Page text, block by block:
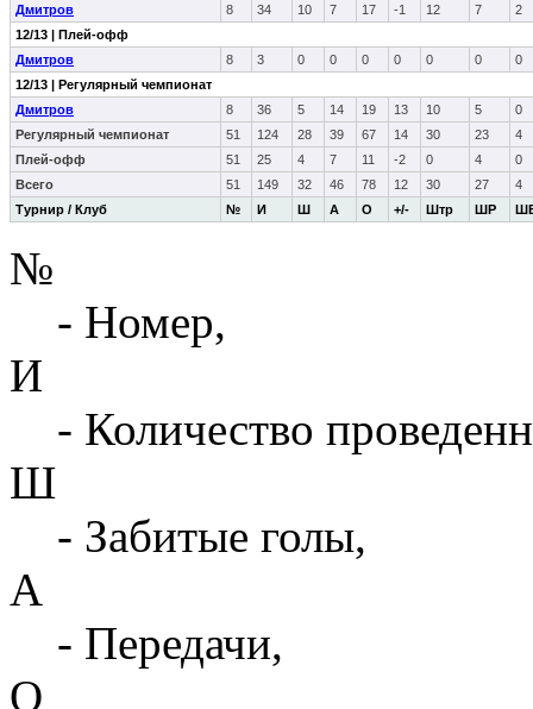
Турнир / Клуб № И Ш А О +/- Штр ШР
Дмитров
8 34 10 7 17 -1 12 7
2
12/13 | Плей-офф
Дмитров
8 3 0 0 0 0 0 0
0
12/13 | Регулярный чемпионат
Дмитров
8 36 5 14 19 13 10 5
0
Регулярный чемпионат
51 124 28 39 67 14 30 23
4
Плей-офф
51 25 4 7 11 -2 0 4
0
Всего
51 149 32 46 78 12 30 27 4
№
- Номер,
И
- Количество
Ш
- Забитые голы,
А
- Передачи,
О